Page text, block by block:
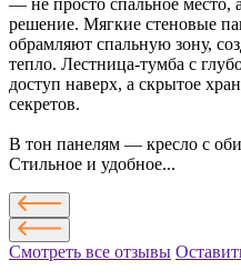
— не просто спальное место,
решение. Мягкие стеновые
обрамляют спальную зону,
тепло. Лестница-тумба с
доступ наверх, а скрытое
секретов.
В тон панелям — кресло с
Стильное и удобное...
Смотреть все отзывы